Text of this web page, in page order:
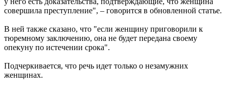
совершила преступление", – говорится в обновленной статье.
В ней также сказано, что "если женщину приговорили к
тюремному заключению, она не будет передана своему
опекуну по истечении срока".
Подчеркивается, что речь идет только о незамужних
женщинах.